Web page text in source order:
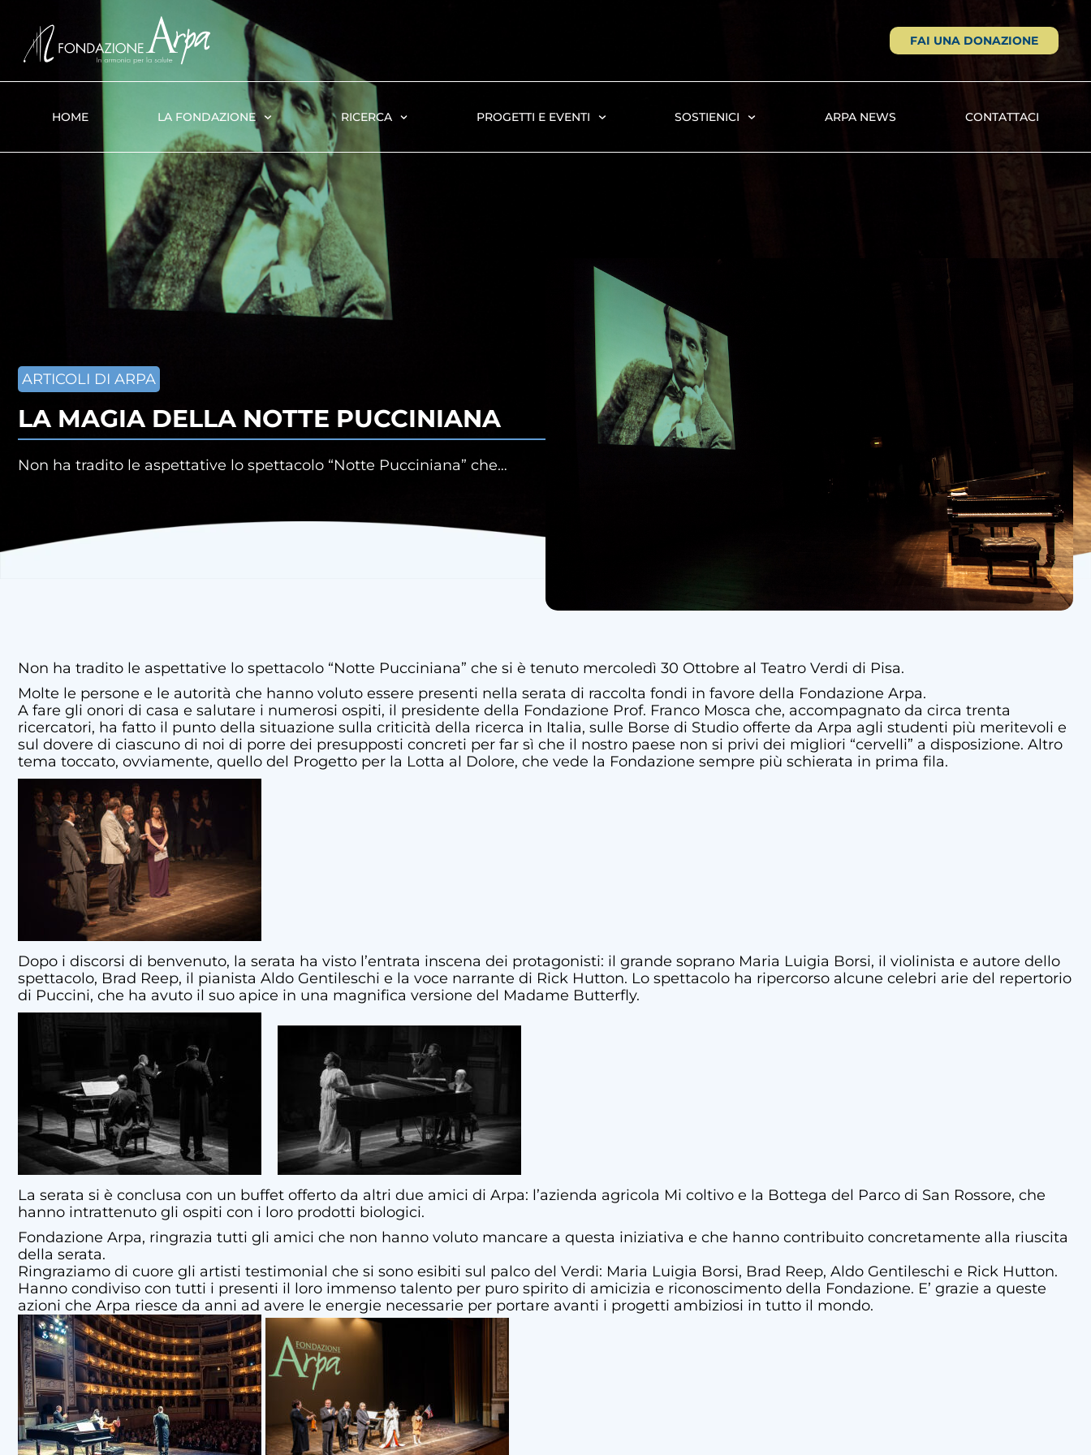
FAI UNA DONAZIONE
HOME LA FONDAZIONE RICERCA PROGETTI E EVENTI SOSTIENICI ARPA NEWS CONTATTACI
ARTICOLI DI ARPA
LA MAGIA DELLA NOTTE PUCCINIANA
Non ha tradito le aspettative lo spettacolo “Notte Pucciniana” che…
Non ha tradito le aspettative lo spettacolo “Notte Pucciniana” che si è tenuto mercoledì 30 Ottobre al Teatro Verdi di Pisa.
Molte le persone e le autorità che hanno voluto essere presenti nella serata di raccolta fondi in favore della Fondazione Arpa.
A fare gli onori di casa e salutare i numerosi ospiti, il presidente della Fondazione Prof. Franco Mosca che, accompagnato da circa trenta
ricercatori, ha fatto il punto della situazione sulla criticità della ricerca in Italia, sulle Borse di Studio offerte da Arpa agli studenti più meritevoli e
sul dovere di ciascuno di noi di porre dei presupposti concreti per far sì che il nostro paese non si privi dei migliori “cervelli” a disposizione. Altro
tema toccato, ovviamente, quello del Progetto per la Lotta al Dolore, che vede la Fondazione sempre più schierata in prima fila.
Dopo i discorsi di benvenuto, la serata ha visto l’entrata inscena dei protagonisti: il grande soprano Maria Luigia Borsi, il violinista e autore dello
spettacolo, Brad Reep, il pianista Aldo Gentileschi e la voce narrante di Rick Hutton. Lo spettacolo ha ripercorso alcune celebri arie del repertorio
di Puccini, che ha avuto il suo apice in una magnifica versione del Madame Butterfly.
La serata si è conclusa con un buffet offerto da altri due amici di Arpa: l’azienda agricola Mi coltivo e la Bottega del Parco di San Rossore, che
hanno intrattenuto gli ospiti con i loro prodotti biologici.
Fondazione Arpa, ringrazia tutti gli amici che non hanno voluto mancare a questa iniziativa e che hanno contribuito concretamente alla riuscita
della serata.
Ringraziamo di cuore gli artisti testimonial che si sono esibiti sul palco del Verdi: Maria Luigia Borsi, Brad Reep, Aldo Gentileschi e Rick Hutton.
Hanno condiviso con tutti i presenti il loro immenso talento per puro spirito di amicizia e riconoscimento della Fondazione. E’ grazie a queste
azioni che Arpa riesce da anni ad avere le energie necessarie per portare avanti i progetti ambiziosi in tutto il mondo.